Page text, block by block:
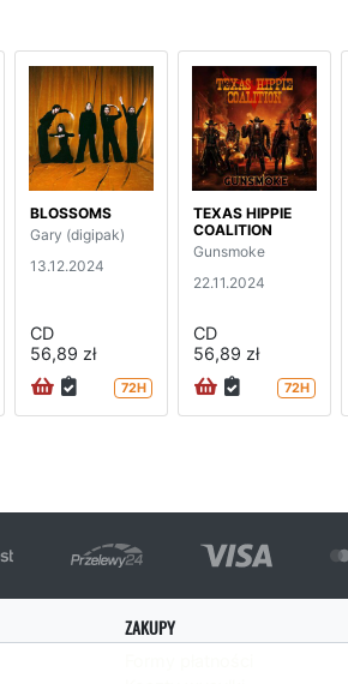
BLOSSOMS
Gary (digipak)
13.12.2024
CD
56,89 zł
72H
TEXAS HIPPIE
COALITION
Gunsmoke
22.11.2024
CD
56,89 zł
72H
ZAKUPY